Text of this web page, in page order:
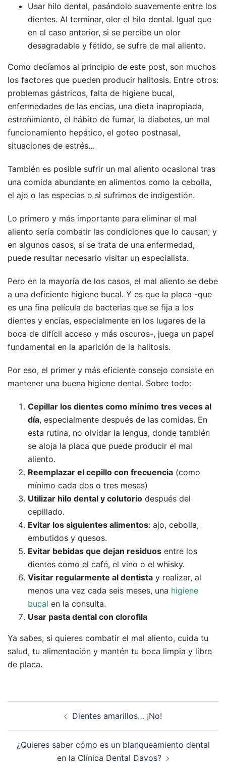
Usar hilo dental, pasándolo suavemente entre los
dientes. Al terminar, oler el hilo dental. Igual que
en el caso anterior, si se percibe un olor
desagradable y fétido, se sufre de mal aliento.
Como decíamos al principio de este post, son muchos
los factores que pueden producir halitosis. Entre otros:
problemas gástricos, falta de higiene bucal,
enfermedades de las encías, una dieta inapropiada,
estreñimiento, el hábito de fumar, la diabetes, un mal
funcionamiento hepático, el goteo postnasal,
situaciones de estrés…
También es posible sufrir un mal aliento ocasional tras
una comida abundante en alimentos como la cebolla,
el ajo o las especias o si sufrimos de indigestión.
Lo primero y más importante para eliminar el mal
aliento sería combatir las condiciones que lo causan; y
en algunos casos, si se trata de una enfermedad,
puede resultar necesario visitar un especialista.
Pero en la mayoría de los casos, el mal aliento se debe
a una deficiente higiene bucal. Y es que la placa -que
es una fina película de bacterias que se fija a los
dientes y encías, especialmente en los lugares de la
boca de difícil acceso y más oscuros-, juega un papel
fundamental en la aparición de la halitosis.
Por eso, el primer y más eficiente consejo consiste en
mantener una buena higiene dental. Sobre todo:
Cepillar los dientes como mínimo tres veces al
día, especialmente después de las comidas. En
esta rutina, no olvidar la lengua, donde también
se aloja la placa que puede producir el mal
aliento.
Reemplazar el cepillo con frecuencia (como
mínimo cada dos o tres meses)
Utilizar hilo dental y colutorio después del
cepillado.
Evitar los siguientes alimentos: ajo, cebolla,
embutidos y quesos.
Evitar bebidas que dejan residuos entre los
dientes como el café, el vino o el whisky.
Visitar regularmente al dentista y realizar, al
menos una vez cada seis meses, una higiene
bucal en la consulta.
Usar pasta dental con clorofila
Ya sabes, si quieres combatir el mal aliento, cuida tu
salud, tu alimentación y mantén tu boca limpia y libre
de placa.
Dientes amarillos… ¡No!
¿Quieres saber cómo es un blanqueamiento dental
en la Clínica Dental Davos?